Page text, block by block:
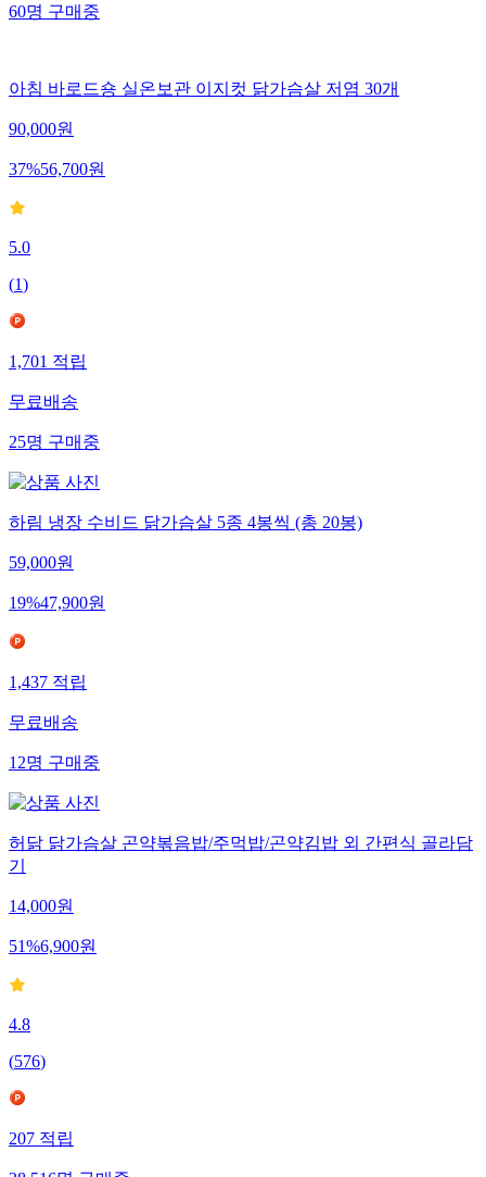
60명구매중
아침 바로드숑 실온보관 이지컷 닭가슴살 저염 30개
90,000원
37%56,700원
5.0
(1)
1,701적립
무료배송
25명구매중
하림 냉장 수비드 닭가슴살 5종 4봉씩 (총 20봉)
59,000원
19%47,900원
1,437적립
무료배송
12명구매중
허닭 닭가슴살 곤약볶음밥/주먹밥/곤약김밥 외 간편식 골라담
기
14,000원
51%6,900원
4.8
(576)
207적립